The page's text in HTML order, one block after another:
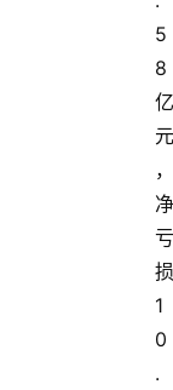
5
8
亿
元
，
净
亏
损
1
0
.